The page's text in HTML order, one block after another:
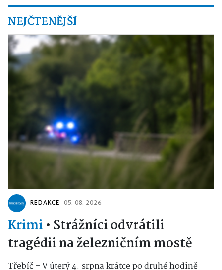
NEJČTENĚJŠÍ
REDAKCE 05. 08. 2026
Krimi • Strážníci odvrátili
tragédii na železničním mostě
Třebíč – V úterý 4. srpna krátce po druhé hodině